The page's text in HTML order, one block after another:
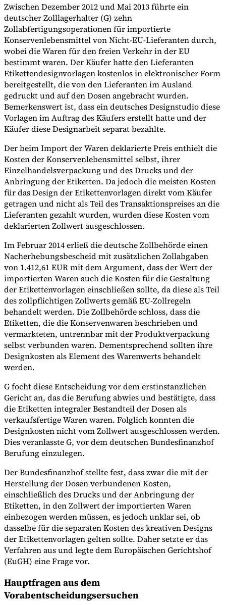
Zwischen Dezember 2012 und Mai 2013 führte ein
deutscher Zolllagerhalter (G) zehn
Zollabfertigungsoperationen für importierte
Konservenlebensmittel von Nicht-EU-Lieferanten durch,
wobei die Waren für den freien Verkehr in der EU
bestimmt waren. Der Käufer hatte den Lieferanten
Etikettendesignvorlagen kostenlos in elektronischer Form
bereitgestellt, die von den Lieferanten im Ausland
gedruckt und auf den Dosen angebracht wurden.
Bemerkenswert ist, dass ein deutsches Designstudio diese
Vorlagen im Auftrag des Käufers erstellt hatte und der
Käufer diese Designarbeit separat bezahlte.
Der beim Import der Waren deklarierte Preis enthielt die
Kosten der Konservenlebensmittel selbst, ihrer
Einzelhandelsverpackung und des Drucks und der
Anbringung der Etiketten. Da jedoch die meisten Kosten
für das Design der Etikettenvorlagen direkt vom Käufer
getragen und nicht als Teil des Transaktionspreises an die
Lieferanten gezahlt wurden, wurden diese Kosten vom
deklarierten Zollwert ausgeschlossen.
Im Februar 2014 erließ die deutsche Zollbehörde einen
Nacherhebungsbescheid mit zusätzlichen Zollabgaben
von 1.412,61 EUR mit dem Argument, dass der Wert der
importierten Waren auch die Kosten für die Gestaltung
der Etikettenvorlagen einschließen sollte, da diese als Teil
des zollpflichtigen Zollwerts gemäß EU-Zollregeln
behandelt werden. Die Zollbehörde schloss, dass die
Etiketten, die die Konservenwaren beschrieben und
vermarkteten, untrennbar mit der Produktverpackung
selbst verbunden waren. Dementsprechend sollten ihre
Designkosten als Element des Warenwerts behandelt
werden.
G focht diese Entscheidung vor dem erstinstanzlichen
Gericht an, das die Berufung abwies und bestätigte, dass
die Etiketten integraler Bestandteil der Dosen als
verkaufsfertige Waren waren. Folglich konnten die
Designkosten nicht vom Zollwert ausgeschlossen werden.
Dies veranlasste G, vor dem deutschen Bundesfinanzhof
Berufung einzulegen.
Der Bundesfinanzhof stellte fest, dass zwar die mit der
Herstellung der Dosen verbundenen Kosten,
einschließlich des Drucks und der Anbringung der
Etiketten, in den Zollwert der importierten Waren
einbezogen werden müssen, es jedoch unklar sei, ob
dasselbe für die separaten Kosten des kreativen Designs
der Etikettenvorlagen gelten sollte. Daher setzte er das
Verfahren aus und legte dem Europäischen Gerichtshof
(EuGH) eine Frage vor.
Hauptfragen aus dem
Vorabentscheidungsersuchen